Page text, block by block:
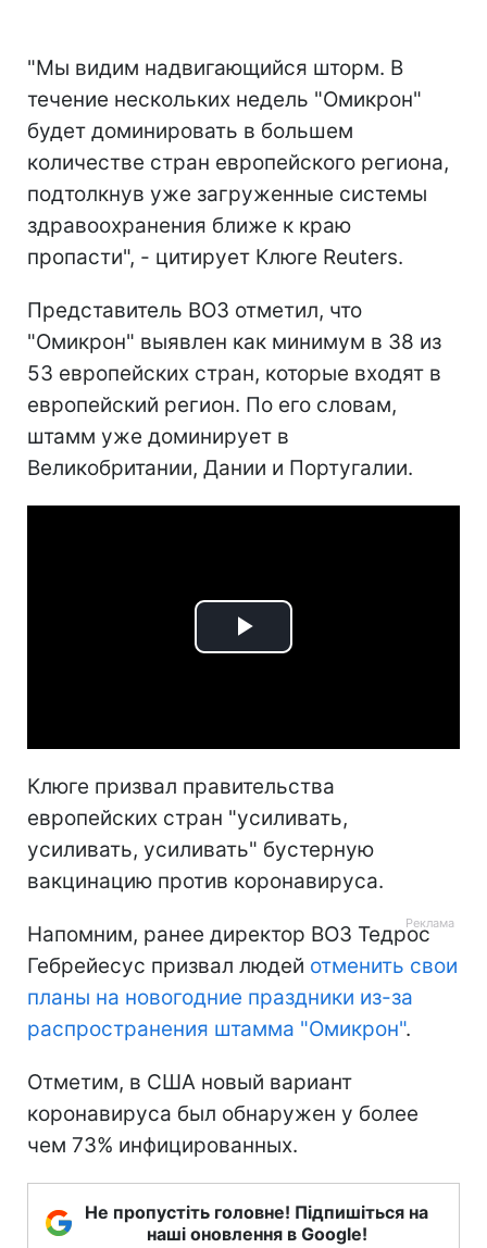
"Мы видим надвигающийся шторм. В
течение нескольких недель "Омикрон"
будет доминировать в большем
количестве стран европейского региона,
подтолкнув уже загруженные системы
здравоохранения ближе к краю
пропасти", - цитирует Клюге Reuters.
Представитель ВОЗ отметил, что
"Омикрон" выявлен как минимум в 38 из
53 европейских стран, которые входят в
европейский регион. По его словам,
штамм уже доминирует в
Великобритании, Дании и Португалии.
Play
Клюге призвал правительства
европейских стран "усиливать,
усиливать, усиливать" бустерную
вакцинацию против коронавируса.
Напомним, ранее директор ВОЗ Тедрос
Гебрейесус призвал людей отменить свои
планы на новогодние праздники из-за
распространения штамма "Омикрон".
Отметим, в США новый вариант
коронавируса был обнаружен у более
чем 73% инфицированных.
Не пропустіть головне! Підпишіться на
наші оновлення в Google!